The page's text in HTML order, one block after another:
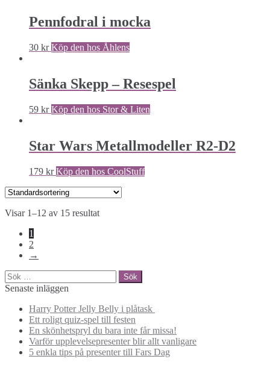
Pennfodral i mocka
30 kr Köp den hos Åhlens
Sänka Skepp – Resespel
59 kr Köp den hos Stor & Liten
Star Wars Metallmodeller R2-D2
179 kr Köp den hos CoolStuff
Visar 1–12 av 15 resultat
1
2
→
Sök
efter:
Senaste inläggen
Harry Potter Jelly Belly i plåtask
Ett roligt quiz-spel till festen
En skönhetspryl du bara inte får missa!
Varför upplevelsepresenter blir allt vanligare
5 enkla tips på presenter till Fars Dag